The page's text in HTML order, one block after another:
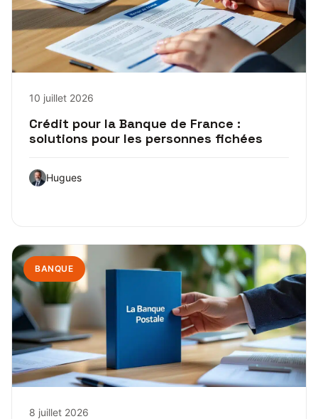
10 juillet 2026
Crédit pour la Banque de France :
solutions pour les personnes fichées
Hugues
BANQUE
8 juillet 2026